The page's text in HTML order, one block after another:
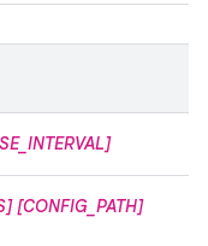
[CONFIG_PATH]